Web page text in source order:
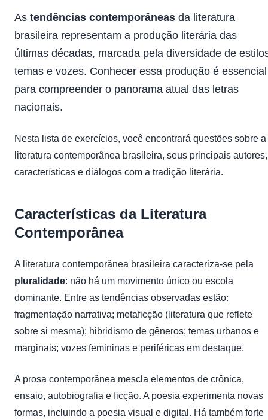
As tendências contemporâneas da literatura
brasileira representam a produção literária das
últimas décadas, marcada pela diversidade de
temas e vozes. Conhecer essa produção é essencial
para compreender o panorama atual das letras
nacionais.
Nesta lista de exercícios, você encontrará questões sobre a
literatura contemporânea brasileira, seus principais autores,
características e diálogos com a tradição literária.
Características da Literatura
Contemporânea
A literatura contemporânea brasileira caracteriza-se pela
pluralidade: não há um movimento único ou escola
dominante. Entre as tendências observadas estão:
fragmentação narrativa; metaficção (literatura que reflete
sobre si mesma); hibridismo de gêneros; temas urbanos e
marginais; vozes femininas e periféricas em destaque.
A prosa contemporânea mescla elementos de crônica,
ensaio, autobiografia e ficção. A poesia experimenta novas
formas, incluindo a poesia visual e digital. Há também forte